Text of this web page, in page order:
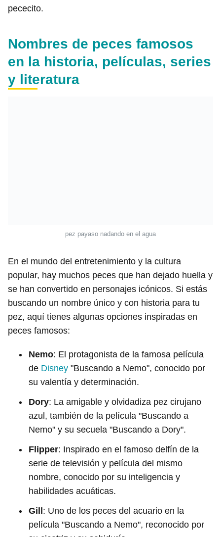
pececito.
Nombres de peces famosos
en la historia, películas, series
y literatura
pez payaso nadando en el agua
En el mundo del entretenimiento y la cultura
popular, hay muchos peces que han dejado huella y
se han convertido en personajes icónicos. Si estás
buscando un nombre único y con historia para tu
pez, aquí tienes algunas opciones inspiradas en
peces famosos:
Nemo: El protagonista de la famosa película
de Disney "Buscando a Nemo", conocido por
su valentía y determinación.
Dory: La amigable y olvidadiza pez cirujano
azul, también de la película "Buscando a
Nemo" y su secuela "Buscando a Dory".
Flipper: Inspirado en el famoso delfín de la
serie de televisión y película del mismo
nombre, conocido por su inteligencia y
habilidades acuáticas.
Gill : Uno de los peces del acuario en la
película "Buscando a Nemo", reconocido por